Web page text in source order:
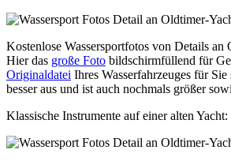
Kostenlose Wassersportfotos von Details an
Hier das große Foto bildschirmfüllend für
Originaldatei Ihres Wasserfahrzeuges für
besser aus und ist auch nochmals größer
Klassische Instrumente auf einer alten Yacht: